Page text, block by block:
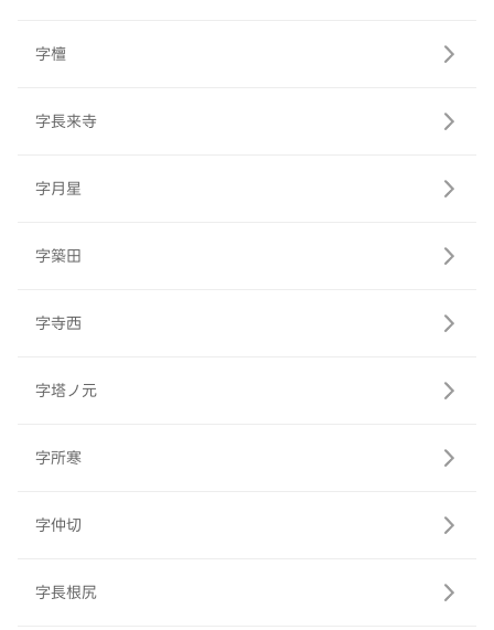
字檀
字長来寺
字月星
字築田
字寺西
字塔ノ元
字所寒
字仲切
字長根尻